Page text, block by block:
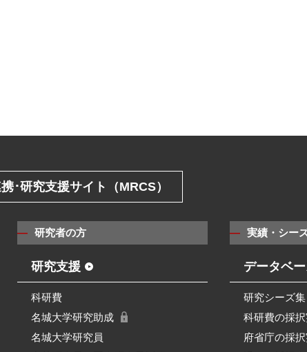
･研究支援サイト（MRCS）
研究者の方
研究支援
科研費
名城大学研究助成
名城大学研究員
実績・シー
データベー
研究シーズ集
科研費の採
府省庁の採